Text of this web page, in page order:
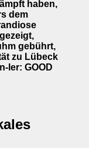
haben,
dem
gebührt,
zu Lübeck
ler: GOOD